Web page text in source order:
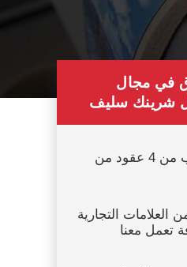
في مجال
شرينك سليف
ما يقرب من 4 عقود من
العلامات التجارية
تعمل معنا